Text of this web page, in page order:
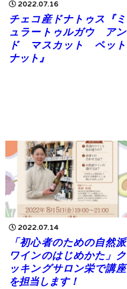
2022.07.16
チェコ産ドナトゥス『ミ
ュラートゥルガウ アン
ド マスカット ペット
ナット』
2022.07.14
「初心者のための自然派
ワインのはじめかた」ク
ッキングサロン栄で講座
を担当します！